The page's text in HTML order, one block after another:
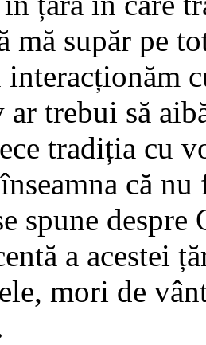
mă supăr pe
trebui să
tradiția cu
că
spune
a acestei
mori de